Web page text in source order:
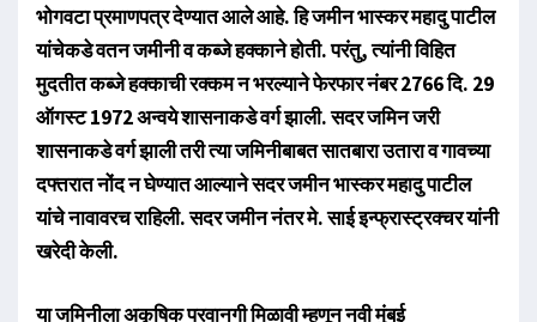
भोगवटा प्रमाणपत्र देण्यात आले आहे. हि जमीन भास्कर महादु पाटील
यांचेकडे वतन जमीनी व कब्जे हक्काने होती. परंतु, त्यांनी विहित
मुदतीत कब्जे हक्काची रक्कम न भरल्याने फेरफार नंबर 2766 दि. 29
ऑगस्ट 1972 अन्वये शासनाकडे वर्ग झाली. सदर जमिन जरी
शासनाकडे वर्ग झाली तरी त्या जमिनीबाबत सातबारा उतारा व गावच्या
दफ्तरात नोंद न घेण्यात आल्याने सदर जमीन भास्कर महादु पाटील
यांचे नावावरच राहिली. सदर जमीन नंतर मे. साई इन्फ्रास्ट्रक्चर यांनी
खरेदी केली.
या जमिनीला अकृषिक परवानगी मिळावी म्हणून नवी मुंबई